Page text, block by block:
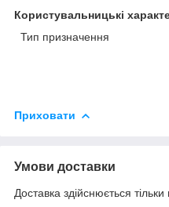
Користувальницькі
Тип призначення
Приховати
Умови доставки
Доставка здійснюється